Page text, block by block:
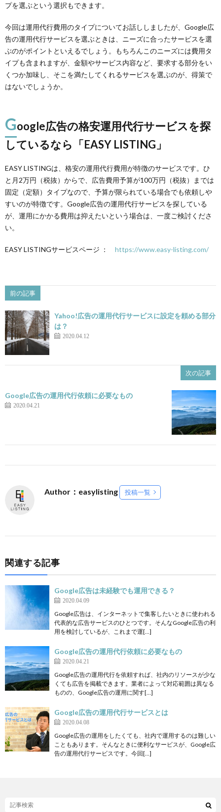
プを選ぶという選択もできます。
今回は運用代行費用のタイプについてお話ししましたが、Google広
告の運用代行サービスを選ぶときは、ニーズに合ったサービスを選
ぶのがポイントといえるでしょう。もちろんこのニーズには費用タ
イプも含まれますが、金額やサービス内容など、要求する部分をい
くつか加味し、そこを満たしてくれるサービスを選ぶのが、得策で
はないでしょうか。
Google広告の格安運用代行サービスを探
しているなら「EASY LISTING」
EASY LISTINGは、格安の運用代行費用が特徴のサービスです。ひ
と月2万円（税抜）からで、広告費用予算が100万円（税抜）までは
固定（定額）タイプなので、予算が限られている場合でも依頼しや
すいのが特徴です。Google広告の運用代行サービスを探している
が、運用にかかる費用は抑えたいという場合は、一度ご検討くださ
い。
EASY LISTINGサービスページ ： https://www.easy-listing.com/
前の記事
Yahoo!広告の運用代行サービスに設定を頼める部分
は？
2020.04.12
次の記事
Google広告の運用代行依頼に必要なもの
2020.04.21
Author：easylisting 投稿一覧
関連する記事
Google広告は未経験でも運用できる？
2020.04.09
Google広告は、インターネットで集客したいときに使われる
代表的な広告サービスのひとつです。そんなGoogle広告の利
用を検討しているが、これまで運[…]
Google広告の運用代行依頼に必要なもの
2020.04.21
Google広告の運用代行を依頼すれば、社内のリソースが少な
くても広告を掲載できます。業者によって対応範囲は異なる
ものの、Google広告の運用に関す[…]
Google広告の運用代行サービスとは
2020.04.08
Google広告の運用をしたくても、社内で運用するのは難しい
こともあります。そんなときに便利なサービスが、Google広
告の運用代行サービスです。今回[…]